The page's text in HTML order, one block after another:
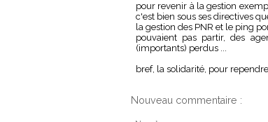
pour revenir à la gestion
c'est bien sous ses directives
la gestion des PNR et le ping
pouvaient pas partir, des
(importants) perdus ...
bref, la solidarité, pour
Nouveau commentaire :